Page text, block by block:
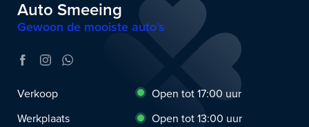
Auto Smeeing
Gewoon de mooiste auto’s
Verkoop
Open tot 17:00 uur
Werkplaats
Open tot 13:00 uur